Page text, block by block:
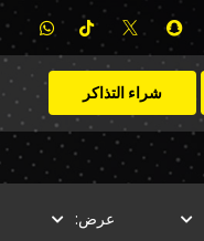
شراء التذاكر
عرض: